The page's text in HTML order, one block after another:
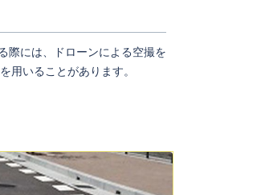
際には、ドローンによる空撮を
いることがあります。